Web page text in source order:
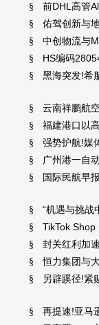
§ 前DHL高管
§ 佑驾创新与
§ 中创物流与
§ HS编码
§ 黑海突发!希
§ 云南祥鹏航
§ 福建港口以
§ 强势护航!媒
§ 广州港一自
§ 国际民航早
§ “机遇与挑战
§ TikTok
§ 封关红利加
§ 恒力集团与
§ 另辟蹊径!紧
§ 再提速!亚马